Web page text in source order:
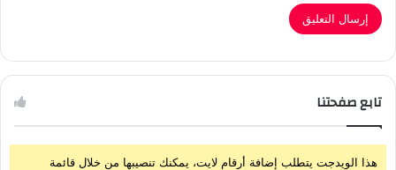
تابع صفحتنا
هذا الويدجت يتطلب إضافة أرقام لايت، يمكنك تنصيبها من خلال قائمة